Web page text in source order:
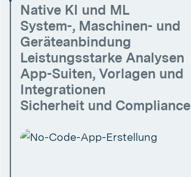
Native KI und ML
System-, Maschinen- und
Geräteanbindung
Leistungsstarke Analysen
App-Suiten, Vorlagen und
Integrationen
Sicherheit und Compliance